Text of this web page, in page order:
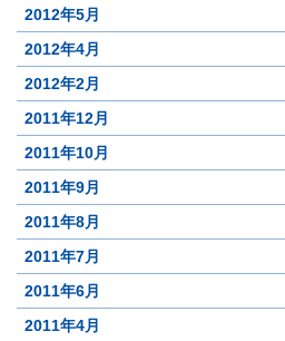
2012年5月
2012年4月
2012年2月
2011年12月
2011年10月
2011年9月
2011年8月
2011年7月
2011年6月
2011年4月